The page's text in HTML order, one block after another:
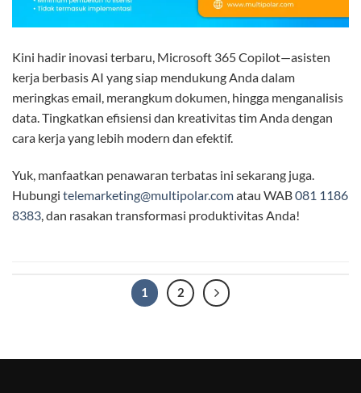
Kini hadir inovasi terbaru, Microsoft 365 Copilot—asisten
kerja berbasis AI yang siap mendukung Anda dalam
meringkas email, merangkum dokumen, hingga menganalisis
data. Tingkatkan efisiensi dan kreativitas tim Anda dengan
cara kerja yang lebih modern dan efektif.
Yuk, manfaatkan penawaran terbatas ini sekarang juga.
Hubungi telemarketing@multipolar.comatau WAB081 1186
8383, dan rasakan transformasi produktivitas Anda!
1 2